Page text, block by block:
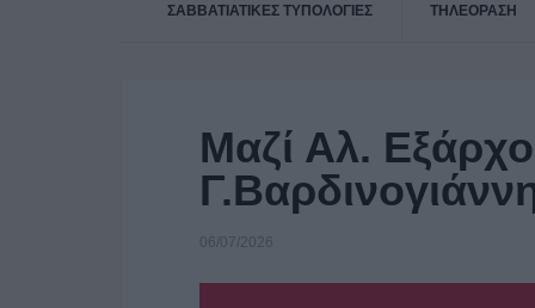
ΣΑΒΒΑΤΙΑΤΙΚΕΣ ΤΥΠΟΛΟΓΙΕΣ ΤΗΛΕΟΡΑΣΗ
Μαζί Αλ.
06/07/2026